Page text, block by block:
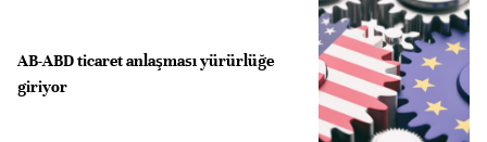
AB-ABD ticaret anlaşması yürürlüğe
giriyor